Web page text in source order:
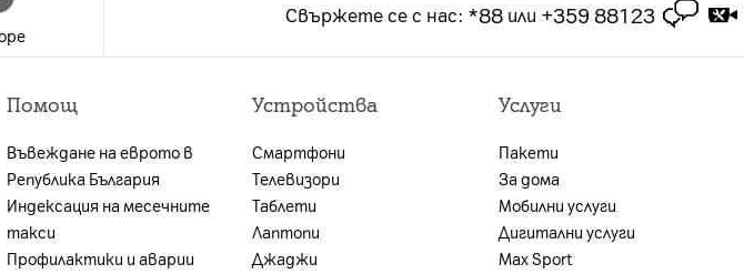
Свържете се с нас: *88 или +359 88123
Помощ
Въвеждане на еврото в
Република България
Индексация на месечните
такси
Профилактики и аварии
Устройства
Смартфони
Телевизори
Таблети
Лаптопи
Джаджи
Услуги
Пакети
За дома
Мобилни услуги
Дигитални услуги
Max Sport